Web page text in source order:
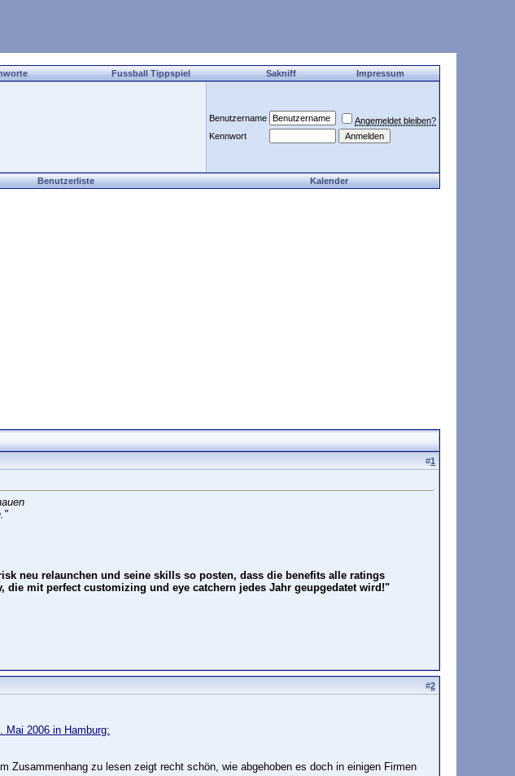
Fussball Tippspiel Sakniff Impressum
Benutzername
Angemeldet bleiben?
Kennwort
Benutzerliste Kalender
#1
neu relaunchen und seine skills so posten, dass die benefits alle ratings
mit perfect customizing und eye catchern jedes Jahr geupgedatet wird!"
#2
Mai 2006 in Hamburg:
Zusammenhang zu lesen zeigt recht schön, wie abgehoben es doch in einigen Firmen